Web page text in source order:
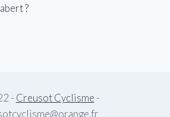
?
- Creusot Cyclisme -